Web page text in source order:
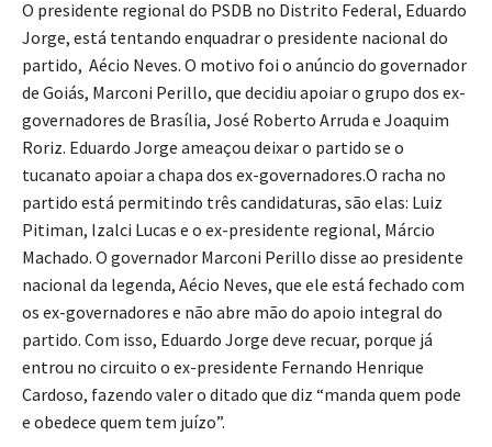
O presidente regional do PSDB no Distrito Federal, Eduardo
Jorge, está tentando enquadrar o presidente nacional do
partido, Aécio Neves. O motivo foi o anúncio do governador
de Goiás, Marconi Perillo, que decidiu apoiar o grupo dos ex-
governadores de Brasília, José Roberto Arruda e Joaquim
Roriz. Eduardo Jorge ameaçou deixar o partido se o
tucanato apoiar a chapa dos ex-governadores.O racha no
partido está permitindo três candidaturas, são elas: Luiz
Pitiman, Izalci Lucas e o ex-presidente regional, Márcio
Machado. O governador Marconi Perillo disse ao presidente
nacional da legenda, Aécio Neves, que ele está fechado com
os ex-governadores e não abre mão do apoio integral do
partido. Com isso, Eduardo Jorge deve recuar, porque já
entrou no circuito o ex-presidente Fernando Henrique
Cardoso, fazendo valer o ditado que diz “manda quem pode
e obedece quem tem juízo”.